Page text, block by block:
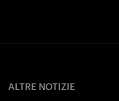
ALTRE NOTIZIE